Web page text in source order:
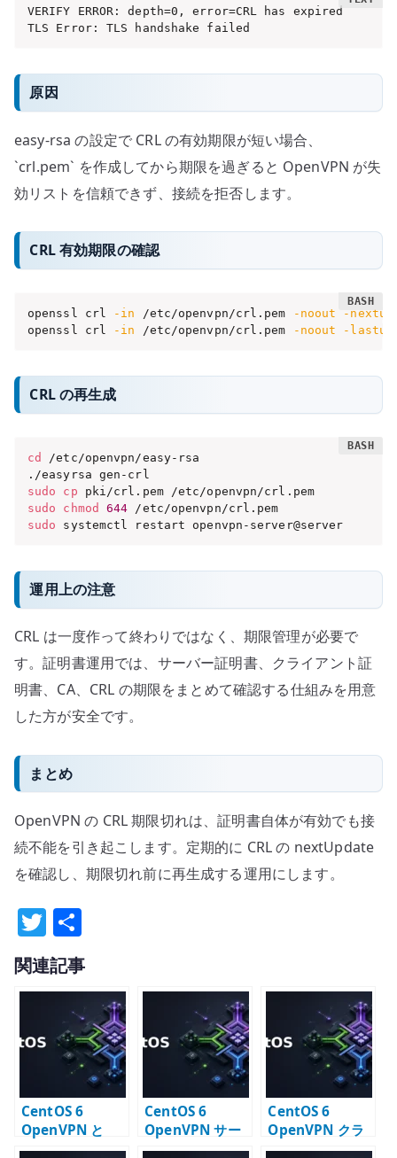
VERIFY ERROR: depth=0, error=CRL has expired
TLS Error: TLS handshake failed
原因
easy-rsa の設定で CRL の有効期限が短い場合、
`crl.pem` を作成してから期限を過ぎると OpenVPN が失
効リストを信頼できず、接続を拒否します。
CRL 有効期限の確認
openssl crl -in /etc/openvpn/crl.pem -noout
-
openssl crl
-in /etc/openvpn/crl.pem -noout -
CRL の再生成
cd
/etc/openvpn/easy-rsa
sudo
cp
pki/crl.pem /etc/openvpn/crl.pem
sudo
chmod 644
sudo systemctl restart openvpn-server@server
運用上の注意
CRL は一度作って終わりではなく、期限管理が必要で
す。証明書運用では、サーバー証明書、クライアント証
明書、CA、CRL の期限をまとめて確認する仕組みを用意
した方が安全です。
まとめ
OpenVPN の CRL 期限切れは、証明書自体が有効でも接
続不能を引き起こします。定期的に CRL の nextUpdate
を確認し、期限切れ前に再生成する運用にします。
T
w
it
te
r
有
関連記事
CentOS 6
OpenVPN と
Quagga のルー
CentOS 6
OpenVPN サー
バー構築 – 証明
CentOS 6
OpenVPN クラ
イアント設定 –